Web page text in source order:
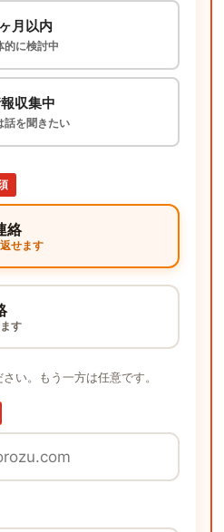
月以内
的に検討中
収集中
話を聞きたい
絡
せます
す
い。もう一方は任意です。